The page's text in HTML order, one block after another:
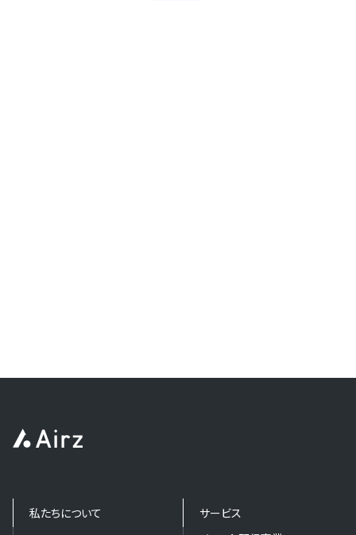
私たちについて サービス